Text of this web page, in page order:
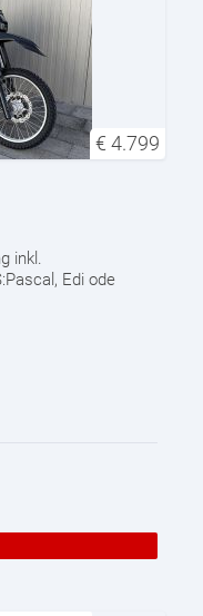
€ 4.799
inkl.
Edi ode